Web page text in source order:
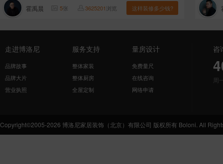
霍禹晨 5张 3625201浏览 这样装修多少钱?
走进博洛尼
品牌故事
品牌大片
营业执照
服务支持
整体家装
整体厨房
全屋定制
量房设计
免费量尺
在线咨询
网络申请
咨
周
Copyright©2005-2026 博洛尼家居装饰（北京）有限公司 版权所有 Boloni. All